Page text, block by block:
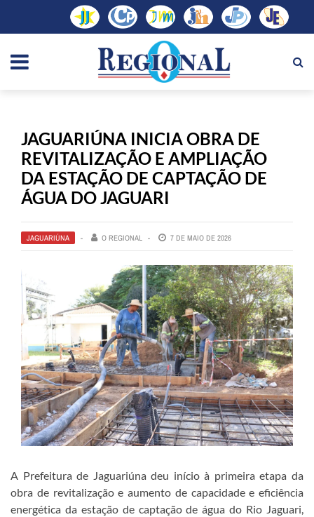
JAGUARIÚNA INICIA OBRA DE
REVITALIZAÇÃO E AMPLIAÇÃO
DA ESTAÇÃO DE CAPTAÇÃO DE
ÁGUA DO JAGUARI
JAGUARIÚNA O REGIONAL 7 DE MAIO DE 2026
A Prefeitura de Jaguariúna deu início à primeira etapa da
obra de revitalização e aumento de capacidade e eficiência
energética da estação de captação de água do Rio Jaguari,